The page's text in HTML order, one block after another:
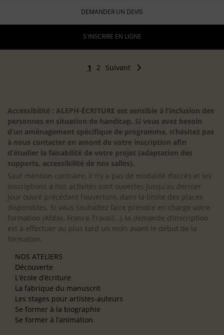
DEMANDER UN DEVIS
S'INSCRIRE EN LIGNE
1 2 Suivant
Accessibilité : ALEPH-ÉCRITURE est sensible à l’inclusion des
personnes en situation de handicap. Si vous avez besoin
d’un aménagement spécifique de programme, n’hésitez pas
à nous contacter en amont de votre inscription afin
d’étudier la faisabilité de votre projet (adaptation des
supports, accessibilité de nos salles).
Sauf mention contraire, il n’y a pas de modalité d’accès et les
inscriptions à nos activités sont ouvertes jusqu’au dernier
jour ouvré précédant l’ouverture, dans la limite des places
disponibles. Si vous souhaitez faire prendre en charge votre
formation (Afdas, France Travail…), la demande d’inscription
est à effectuer au plus tard un mois avant le début de la
formation.
NOS ATELIERS
Découverte
L’école d’écriture
La fabrique du manuscrit
Les stages pour artistes-auteurs
Se former à la biographie
Se former à l’animation